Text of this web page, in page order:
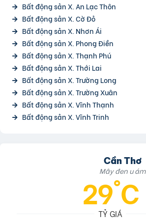
Bất động sản X. An Lạc Thôn
Bất động sản X. Cờ Đỏ
Bất động sản X. Nhơn Ái
Bất động sản X. Phong Điền
Bất động sản X. Thạnh Phú
Bất động sản X. Thới Lai
Bất động sản X. Trường Long
Bất động sản X. Trường Xuân
Bất động sản X. Vĩnh Thạnh
Bất động sản X. Vĩnh Trinh
Cần Thơ
Mây đen u ám
29°C
TỶ GIÁ